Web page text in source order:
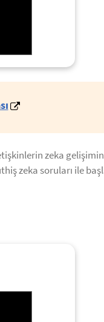
zeka
zeka soruları ile